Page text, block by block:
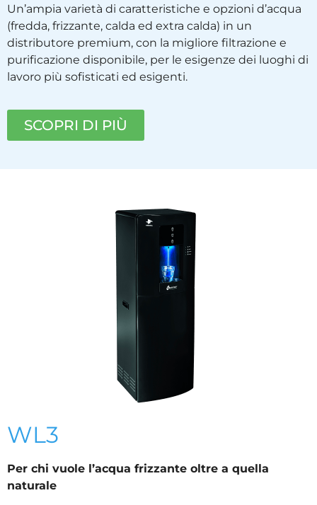
Un’ampia varietà di caratteristiche e opzioni d’acqua
(fredda, frizzante, calda ed extra calda) in un
distributore premium, con la migliore filtrazione e
purificazione disponibile, per le esigenze dei luoghi di
lavoro più sofisticati ed esigenti.
SCOPRI DI PIÙ
WL3
Per chi vuole l’acqua frizzante oltre a quella
naturale